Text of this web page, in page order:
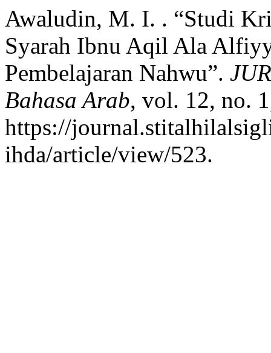
Awaludin, M. I. . “Studi
Syarah Ibnu Aqil Ala
Pembelajaran Nahwu”.
Bahasa Arab, vol. 12, no.
https://
ihda/article/view/523.